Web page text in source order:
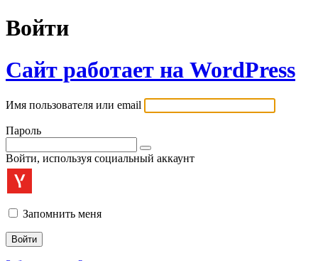
Войти
Сайт работает на WordPress
Имя пользователя или email
Пароль
Войти, используя социальный аккаунт
Запомнить меня